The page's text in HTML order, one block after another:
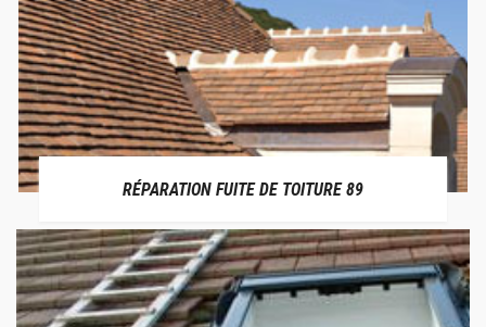
RÉPARATION FUITE DE TOITURE 89